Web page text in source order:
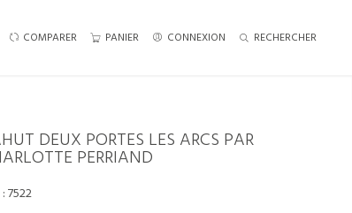
COMPARER PANIER CONNEXION RECHERCHER
DEUX PORTES LES ARCS PAR
PERRIAND
:7522